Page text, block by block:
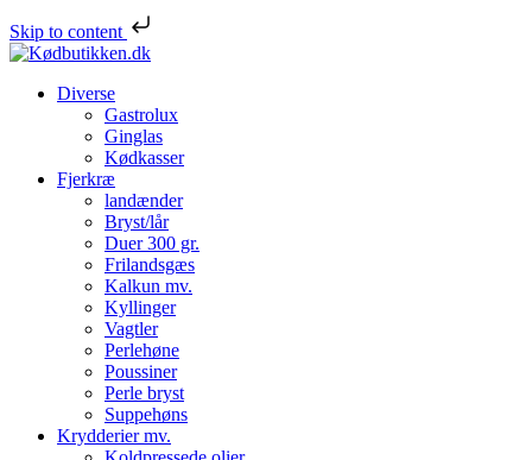
Skip to content
Diverse
Gastrolux
Ginglas
Kødkasser
Fjerkræ
landænder
Bryst/lår
Duer 300 gr.
Frilandsgæs
Kalkun mv.
Kyllinger
Vagtler
Perlehøne
Poussiner
Perle bryst
Suppehøns
Krydderier mv.